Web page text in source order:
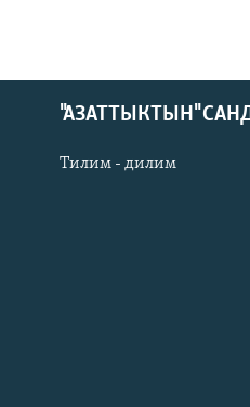
"АЗАТТЫКТЫН"
Тилим - дилим